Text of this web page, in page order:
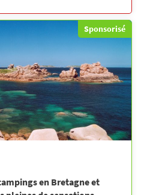
Sponsorisé
en Bretagne et